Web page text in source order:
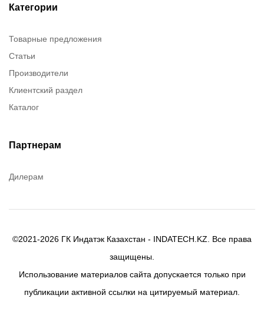
Категории
Товарные предложения
Статьи
Производители
Клиентский раздел
Каталог
Партнерам
Дилерам
©2021-2026 ГК Индатэк Казахстан - INDATECH.KZ. Все права
защищены.
Использование материалов сайта допускается только при
публикации активной ссылки на цитируемый материал.